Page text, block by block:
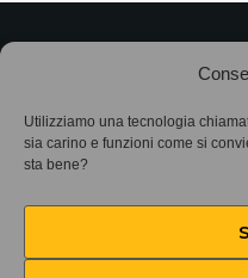
Utilizziamo una tecnologia
sia carino e funzioni come si
sta bene?
Associazione
Privacy Policy•Cookie
SIAE 7425